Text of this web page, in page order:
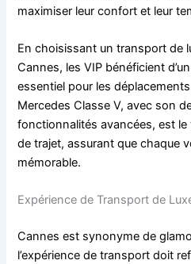
maximiser leur confort et leur
En choisissant un transport de
Cannes, les VIP bénéficient
essentiel pour les
Mercedes Classe V, avec son
fonctionnalités avancées, est
de trajet, assurant que chaque
mémorable.
Expérience de Transport de
Cannes est synonyme de
l’expérience de transport doit